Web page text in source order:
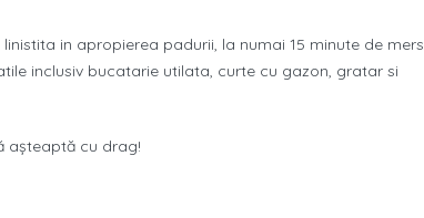
in apropierea padurii, la numai 15 minute de mers
inclusiv bucatarie utilata, curte cu gazon, gratar si
așteaptă cu drag!